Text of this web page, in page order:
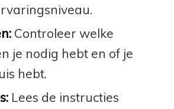
Controleer welke
je nodig hebt en of je
hebt.
Lees de instructies